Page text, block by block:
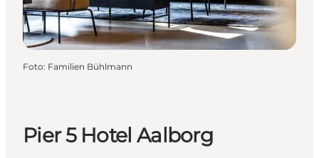
Foto: Familien Bühlmann
Pier 5 Hotel Aalborg